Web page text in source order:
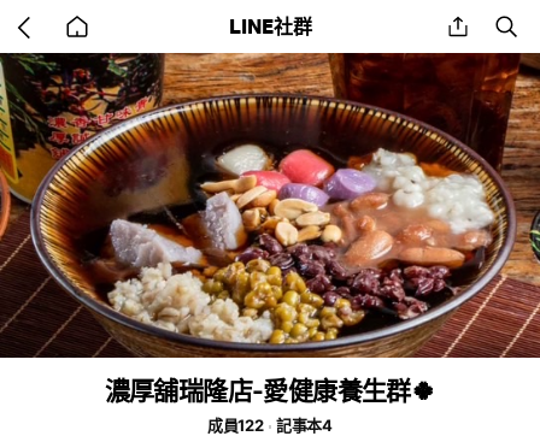
back
to
home
LINE社群 share
濃厚舖瑞隆店-愛健康養生群🍀
成員122
記事本4